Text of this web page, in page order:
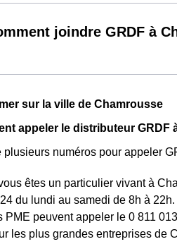
joindre GRDF à
sur la ville de Chamrousse
appeler le distributeur GRDF
plusieurs numéros pour appeler
êtes un particulier vivant à
du lundi au samedi de 8h à 22h.
PME peuvent appeler le 0 811
les plus grandes entreprises de